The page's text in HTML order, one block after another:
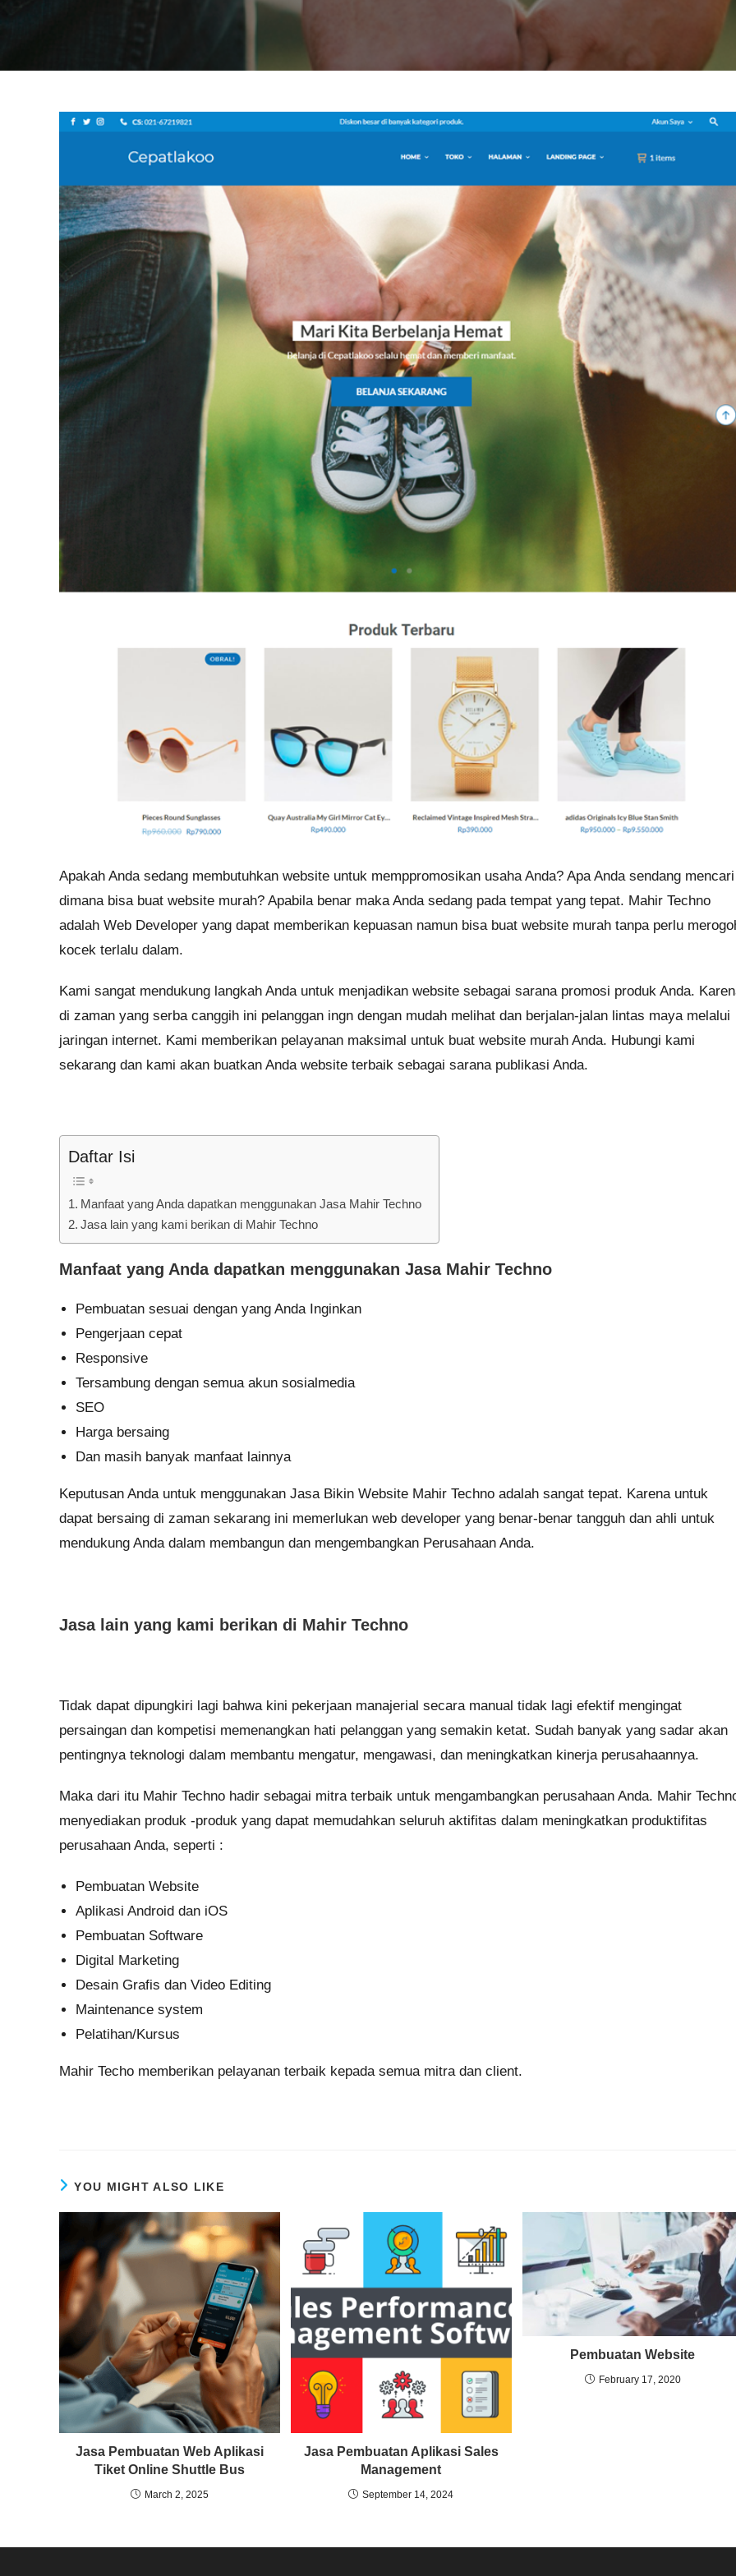
Apakah Anda sedang membutuhkan website untuk memppromosikan usaha Anda? Apa Anda sendang mencari
dimana bisa buat website murah? Apabila benar maka Anda sedang pada tempat yang tepat. Mahir Techno
adalah Web Developer yang dapat memberikan kepuasan namun bisa buat website murah tanpa perlu
kocek terlalu dalam.
Kami sangat mendukung langkah Anda untuk menjadikan website sebagai sarana promosi produk Anda.
di zaman yang serba canggih ini pelanggan ingn dengan mudah melihat dan berjalan-jalan lintas maya melalui
jaringan internet. Kami memberikan pelayanan maksimal untuk buat website murah Anda. Hubungi kami
sekarang dan kami akan buatkan Anda website terbaik sebagai sarana publikasi Anda.
Daftar Isi
Manfaat yang Anda dapatkan menggunakan Jasa Mahir Techno
Jasa lain yang kami berikan di Mahir Techno
Manfaat yang Anda dapatkan menggunakan Jasa Mahir Techno
Pembuatan sesuai dengan yang Anda Inginkan
Pengerjaan cepat
Responsive
Tersambung dengan semua akun sosialmedia
SEO
Harga bersaing
Dan masih banyak manfaat lainnya
Keputusan Anda untuk menggunakan Jasa Bikin Website Mahir Techno adalah sangat tepat. Karena untuk
dapat bersaing di zaman sekarang ini memerlukan web developer yang benar-benar tangguh dan ahli untuk
mendukung Anda dalam membangun dan mengembangkan Perusahaan Anda.
Jasa lain yang kami berikan di Mahir Techno
Tidak dapat dipungkiri lagi bahwa kini pekerjaan manajerial secara manual tidak lagi efektif mengingat
persaingan dan kompetisi memenangkan hati pelanggan yang semakin ketat. Sudah banyak yang sadar akan
pentingnya teknologi dalam membantu mengatur, mengawasi, dan meningkatkan kinerja perusahaannya.
Maka dari itu Mahir Techno hadir sebagai mitra terbaik untuk mengambangkan perusahaan Anda. Mahir
menyediakan produk -produk yang dapat memudahkan seluruh aktifitas dalam meningkatkan produktifitas
perusahaan Anda, seperti :
Pembuatan Website
Aplikasi Android dan iOS
Pembuatan Software
Digital Marketing
Desain Grafis dan Video Editing
Maintenance system
Pelatihan/Kursus
Mahir Techo memberikan pelayanan terbaik kepada semua mitra dan client.
YOU MIGHT ALSO LIKE
Jasa Pembuatan Web Aplikasi
Tiket Online Shuttle Bus
March 2, 2025
Jasa Pembuatan Aplikasi Sales
Management
September 14, 2024
Pembuatan Website
February 17, 2020